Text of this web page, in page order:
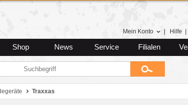
Mein Konto Hilfe
Shop News Service Filialen
Traxxas